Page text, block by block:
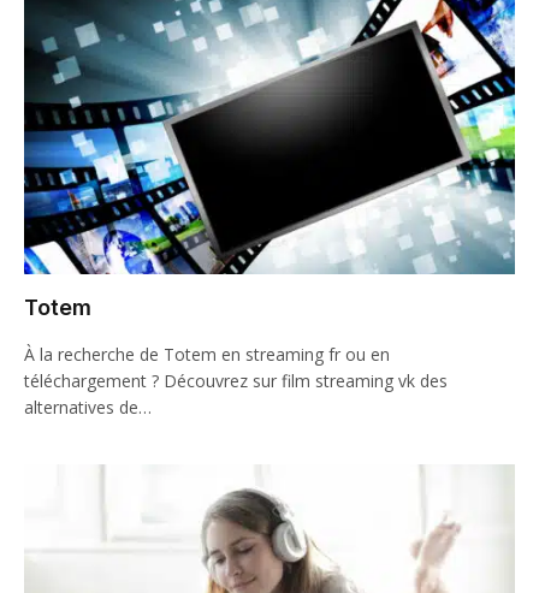
Totem
À la recherche de Totem en streaming fr ou en
téléchargement ? Découvrez sur film streaming vk des
alternatives de…